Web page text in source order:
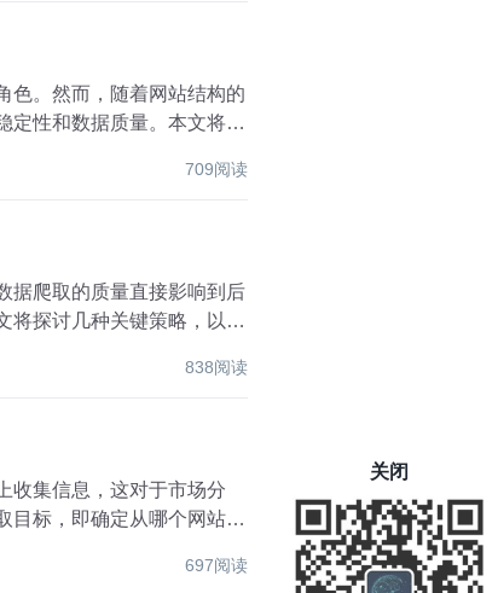
色。然而，随着网站结构的
定性和数据质量。本文将探
709阅读
据爬取的质量直接影响到后
将探讨几种关键策略，以确
838阅读
收集信息，这对于市场分
目标，即确定从哪个网站、
697阅读
关闭